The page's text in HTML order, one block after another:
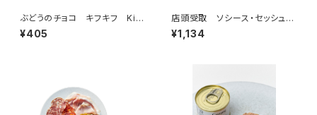
ぶどうのチョコ キフキフ Kif-
Kif 15g
¥405
店頭受取 ソシース・セッシュ
50g ＜ピエール・オテイザ＞(フ
ランス・バスク)
¥1,134